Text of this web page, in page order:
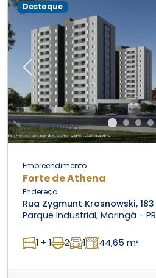
Previous
Destaque
Empreendimento
Forte de Athena
Endereço
Rua Zygmunt Krosnowski, 183
Parque Industrial, Maringá - PR
1 + 1 2 1 44,65 m²